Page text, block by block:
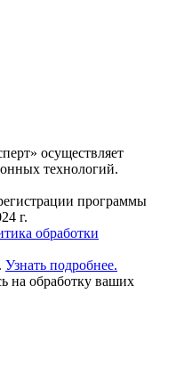
осуществляет
технологий.
программы
г.
обработки
Узнать подробнее.
на обработку ваших